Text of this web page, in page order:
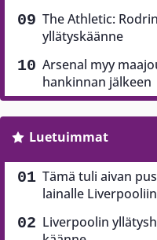
The Athletic:
yllätyskäänne
Arsenal myy
hankinnan jälkeen
Luetuimmat
Tämä tuli aivan
lainalle Liverpooliin
Liverpoolin